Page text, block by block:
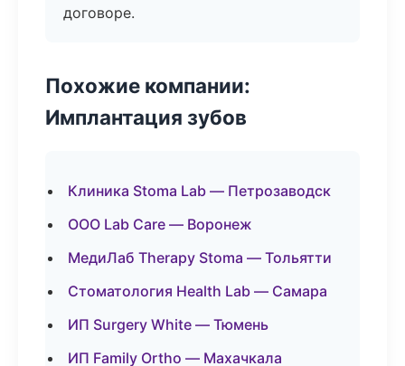
договоре.
Похожие компании:
Имплантация зубов
Клиника Stoma Lab — Петрозаводск
ООО Lab Care — Воронеж
МедиЛаб Therapy Stoma — Тольятти
Стоматология Health Lab — Самара
ИП Surgery White — Тюмень
ИП Family Ortho — Махачкала